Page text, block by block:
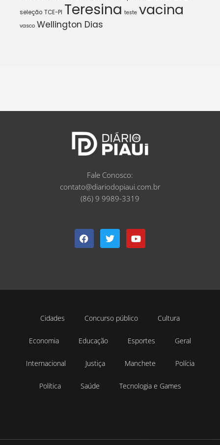
seleção TCE-PI Teresina teste vacina
vasco Wellington Dias
Fale Conosco:
contato@diariodopiaui.com.br
(86) 9 9989-3319
Cidades Concurso público Cultura
Economia Educação Esportes Geral
Internacional Justiça Manchete Polícia
Política Saúde Tecnologia e Games